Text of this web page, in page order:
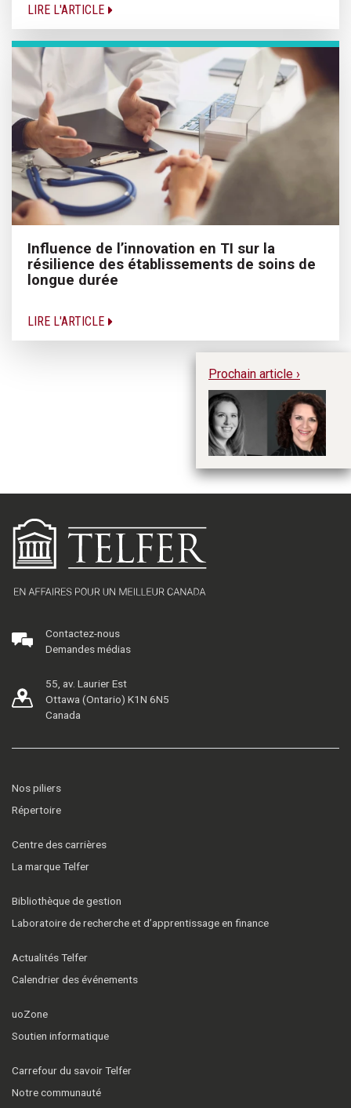
LIRE L'ARTICLE
Influence de l’innovation en TI sur la
résilience des établissements de soins de
longue durée
LIRE L'ARTICLE
Prochain article ›
Contactez-nous
Demandes médias
55, av. Laurier Est
Ottawa (Ontario) K1N 6N5
Canada
Nos piliers
Répertoire
Centre des carrières
La marque Telfer
Bibliothèque de gestion
Laboratoire de recherche et d’apprentissage en finance
Actualités Telfer
Calendrier des événements
uoZone
Soutien informatique
Carrefour du savoir Telfer
Notre communauté